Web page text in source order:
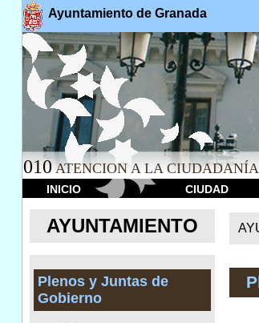
Ayuntamiento de Granada
010 ATENCION A LA CIUDADANÍA.
INICIO CIUDAD
AYUNTAMIENTO
Plenos y Juntas de
Gobierno